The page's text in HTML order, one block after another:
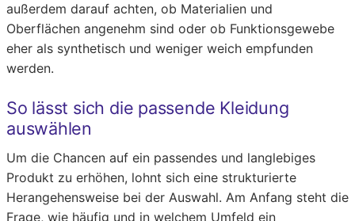
außerdem darauf achten, ob Materialien und
Oberflächen angenehm sind oder ob Funktionsgewebe
eher als synthetisch und weniger weich empfunden
werden.
So lässt sich die passende Kleidung
auswählen
Um die Chancen auf ein passendes und langlebiges
Produkt zu erhöhen, lohnt sich eine strukturierte
Herangehensweise bei der Auswahl. Am Anfang steht die
Frage, wie häufig und in welchem Umfeld ein